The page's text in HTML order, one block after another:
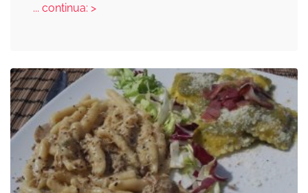
... continua: >